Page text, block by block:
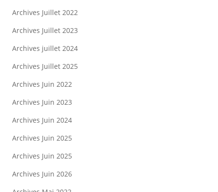
Archives Juillet 2022
Archives Juillet 2023
Archives juillet 2024
Archives Juillet 2025
Archives Juin 2022
Archives Juin 2023
Archives Juin 2024
Archives Juin 2025
Archives Juin 2025
Archives Juin 2026